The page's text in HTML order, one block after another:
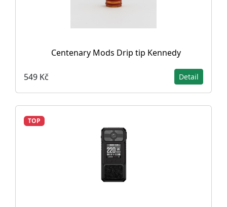
Centenary Mods Drip tip Kennedy
549 Kč Detail
TOP